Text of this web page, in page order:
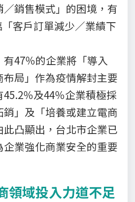
／銷售模式」的困境，有
客戶訂單減少／業績下
47％的企業將「導入
局」作為疫情解封主要
％及44％企業積極採
」及「培養或建立電商
此凸顯出，台北市企業已
業強化商業安全的重要
領域投入力道不足